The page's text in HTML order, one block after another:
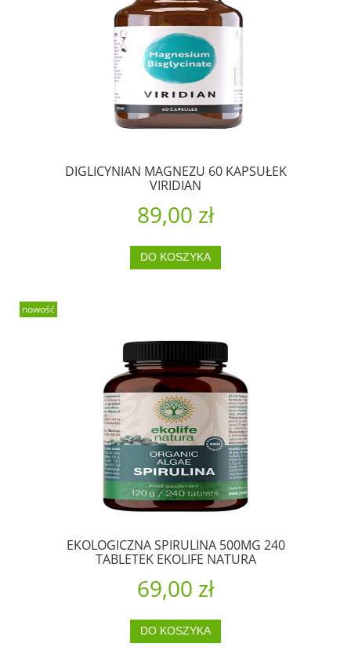
DIGLICYNIAN MAGNEZU 60 KAPSUŁEK
VIRIDIAN
89,00 zł
DO KOSZYKA
EKOLOGICZNA SPIRULINA 500MG 240
TABLETEK EKOLIFE NATURA
69,00 zł
DO KOSZYKA
nowość